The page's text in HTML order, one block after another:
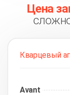
Цена
Кварцевый
Avant